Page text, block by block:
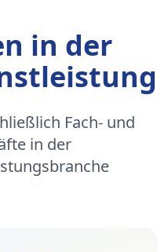
in der
Fach- und
in der